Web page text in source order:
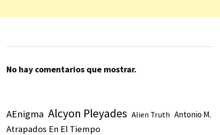
No hay comentarios que mostrar.
AEnigma Alcyon Pleyades Alien Truth Antonio M.
Atrapados En El Tiempo